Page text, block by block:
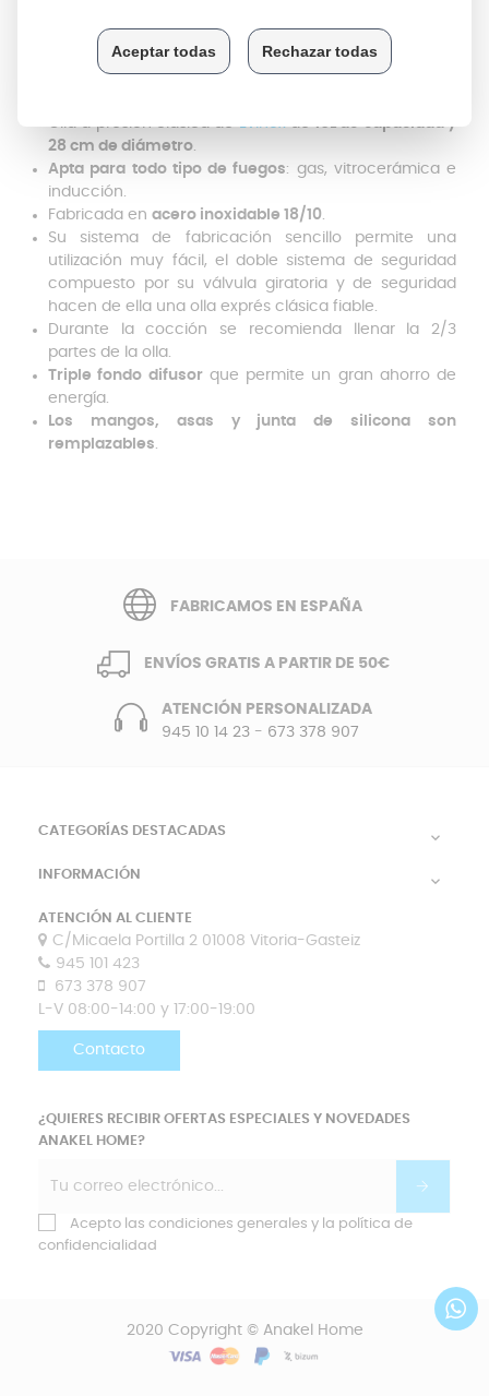
para saber cuál va a cumplir satisfactoriamente con
nuestras necesidades (en cuanto a capacidad,
Olla a presión clásica deEvinoxde16L de capacidad y
28 cm de diámetro.
Apta para todo tipo de fuegos: gas, vitrocerámica e
inducción.
Fabricada en acero inoxidable 18/10.
Su sistema de fabricación sencillo permite una
utilización muy fácil, el doble sistema de seguridad
compuesto por su válvula giratoria y de seguridad
hacen de ella una olla exprés clásica fiable.
Durante la cocción se recomienda llenar la 2/3
partes de la olla.
Triple fondo difusorque permite un gran ahorro de
energía.
Los mangos, asas y junta de silicona son
remplazables.
FABRICAMOS EN ESPAÑA
ENVÍOS GRATIS A PARTIR DE 50€
ATENCIÓN PERSONALIZADA
945 10 14 23- 673 378 907
CATEGORÍAS DESTACADAS 
INFORMACIÓN 
ATENCIÓN AL CLIENTE
C/Micaela Portilla 2 01008 Vitoria-Gasteiz
945 101 423
673 378 907
L-V 08:00-14:00 y 17:00-19:00
Contacto
¿QUIERES RECIBIR OFERTAS ESPECIALES Y NOVEDADES
ANAKEL HOME?
Acepto las condiciones generales y la política de
confidencialidad
2020 Copyright © Anakel Home